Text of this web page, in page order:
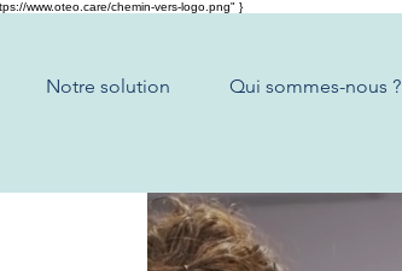
www.oteo.care/chemin-vers-logo.png" }
Notre solution Qui sommes-nous ?